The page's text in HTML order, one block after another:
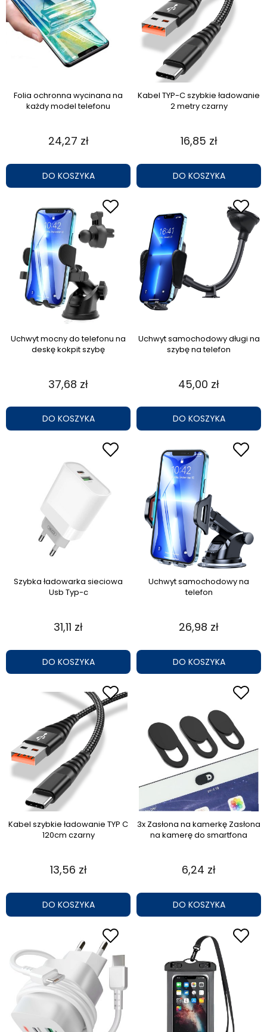
Folia ochronna wycinana na
każdy model telefonu
24,27 zł
DO KOSZYKA
Kabel TYP-C szybkie ładowanie
2 metry czarny
16,85 zł
DO KOSZYKA
Uchwyt mocny do telefonu na
deskę kokpit szybę
37,68 zł
DO KOSZYKA
Uchwyt samochodowy długi na
szybę na telefon
45,00 zł
DO KOSZYKA
Szybka ładowarka sieciowa
Usb Typ-c
31,11 zł
DO KOSZYKA
Uchwyt samochodowy na
telefon
26,98 zł
DO KOSZYKA
Kabel szybkie ładowanie TYP C
120cm czarny
13,56 zł
DO KOSZYKA
3x Zasłona na kamerkę Zasłona
na kamerę do smartfona
6,24 zł
DO KOSZYKA